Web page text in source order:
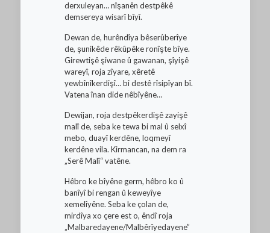
derxuleyan… nîşanên destpêkê
demsereya wisarî bîyî.
Dewan de, hurêndîya bêserûberîye
de, şunikêde rêkûpêke ronîşte bîye.
Girewtişê şiwane û gawanan, şîyişê
wareyî, roja zîyare, xêretê
yewbînîkerdişî… bi destê rîsipîyan bî.
Vatena înan dide nêbîyêne…
Dewijan, roja destpêkerdişê zayişê
malî de, seba ke tewa bi mal û selxî
mebo, duayî kerdêne, loqmeyî
kerdêne vila. Kirmancan, na dem ra
„Serê Malî“ vatêne.
Hêbro ke bîyêne germ, hêbro ko û
banîyî bi rengan û keweyîye
xemelîyêne. Seba ke çolan de,
mirdîya xo çere est o, êndî roja
„Malbaredayene/Malbêrîyedayene”